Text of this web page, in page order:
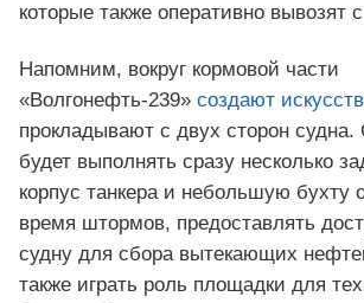
которые также оперативно вывозят
Напомним, вокруг кормовой части
«Волгонефть-239» создают
прокладывают с двух сторон
будет выполнять сразу несколько
корпус танкера и небольшую бухту
время штормов, предоставлять
судну для сбора вытекающих
также играть роль площадки для